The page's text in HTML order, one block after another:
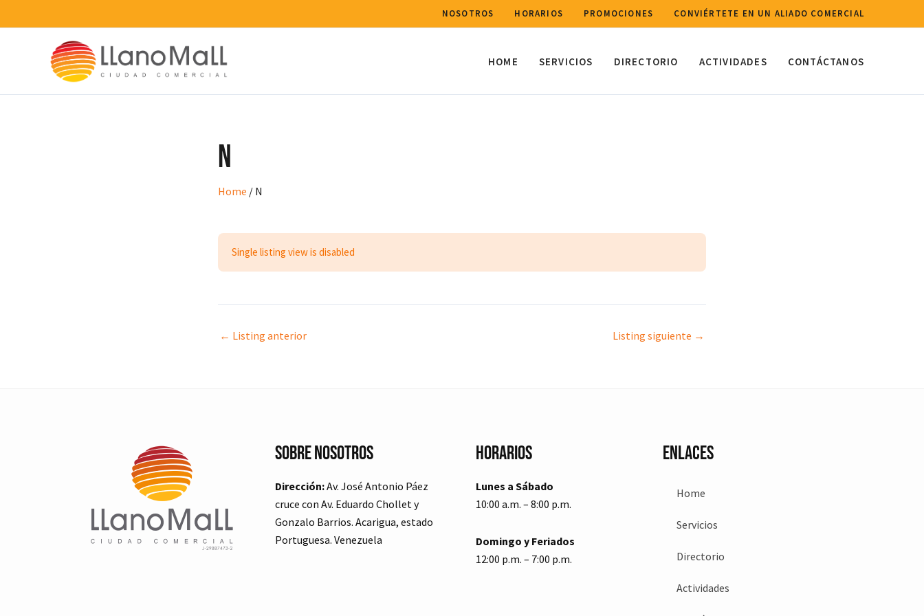
al
NOSOTROS HORARIOS PROMOCIONES CONVIÉRTETE EN UN ALIADO COMERCIAL
HOME SERVICIOS DIRECTORIO ACTIVIDADES CONTÁCTANOS
N
Home / N
Single listing view is disabled
← Listing anterior Listing siguiente →
Sobre Nosotros
Dirección:Av. José Antonio Páez
cruce con Av. Eduardo Chollet y
Gonzalo Barrios. Acarigua, estado
Portuguesa. Venezuela
Horarios
Lunes a Sábado
10:00 a.m. – 8:00 p.m.
Domingo y Feriados
12:00 p.m. – 7:00 p.m.
Enlaces
Home
Servicios
Directorio
Actividades